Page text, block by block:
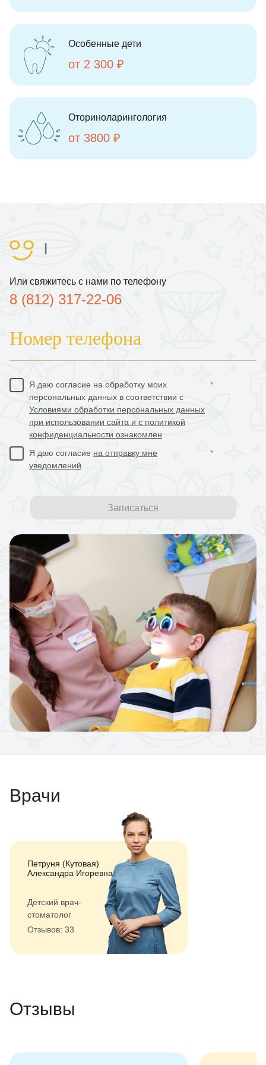
Особенные дети
от 2 300 ₽
Оториноларингология
от 3800 ₽
Или свяжитесь с нами по телефону
8 (812) 317-22-06
Номер телефона
Я даю согласие на обработку моих
персональных данных в соответствии с
Условиями обработки персональных данных
при использовании сайта и с политикой
конфиденциальности ознакомлен
*
Я даю согласие на отправку мне
уведомлений
*
Записаться
Врачи
Петруня (Кутовая)
Александра Игоревна
Детский врач-
стоматолог
Отзывов: 33
Отзывы